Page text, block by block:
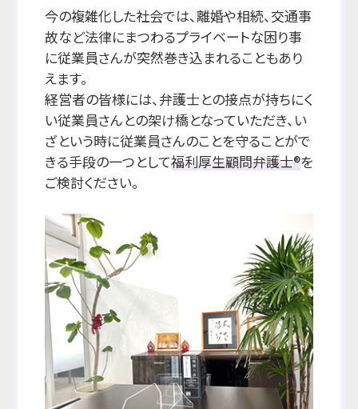
今の複雑化した社会では、離婚や相続、交通事
故など法律にまつわるプライベートな困り事
に従業員さんが突然巻き込まれることもあり
えます。
経営者の皆様には、弁護士との接点が持ちにく
い従業員さんとの架け橋となっていただき、い
ざという時に従業員さんのことを守ることがで
きる手段の一つとして福利厚生顧問弁護士®を
ご検討ください。